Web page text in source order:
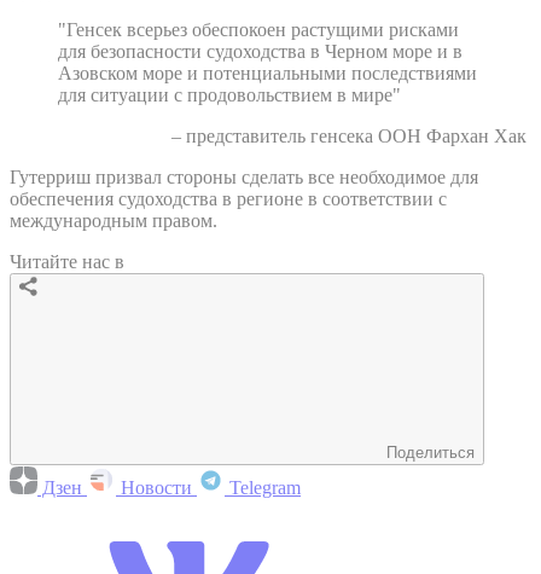
"Генсек всерьез обеспокоен растущими рисками
для безопасности судоходства в Черном море и в
Азовском море и потенциальными последствиями
для ситуации с продовольствием в мире"
– представитель генсека ООН Фархан Хак
Гутерриш призвал стороны сделать все необходимое для
обеспечения судоходства в регионе в соответствии с
международным правом.
Читайте нас в
Поделиться
Дзен Новости Telegram